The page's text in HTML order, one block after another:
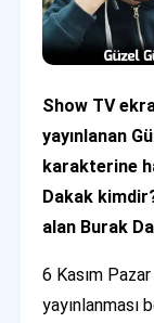
Show TV
yayınlanan
karakterine
Dakak
alan Burak
6 Kasım
yayınlanması